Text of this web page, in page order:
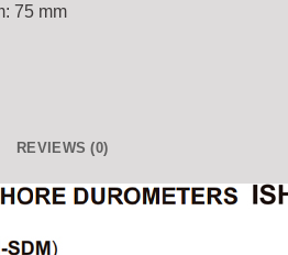
75 mm
REVIEWS (0)